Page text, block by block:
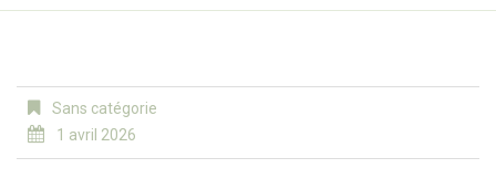
Sans catégorie
1 avril 2026